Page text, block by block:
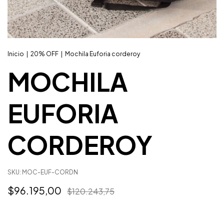
Inicio 20% OFF Mochila Euforia corderoy
MOCHILA
EUFORIA
CORDEROY
SKU: MOC-EUF-CORDN
$96.195,00 $120.243,75